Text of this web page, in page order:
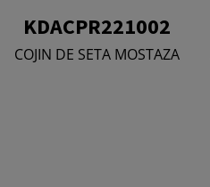
KDACPR221002
COJIN DE SETA MOSTAZA